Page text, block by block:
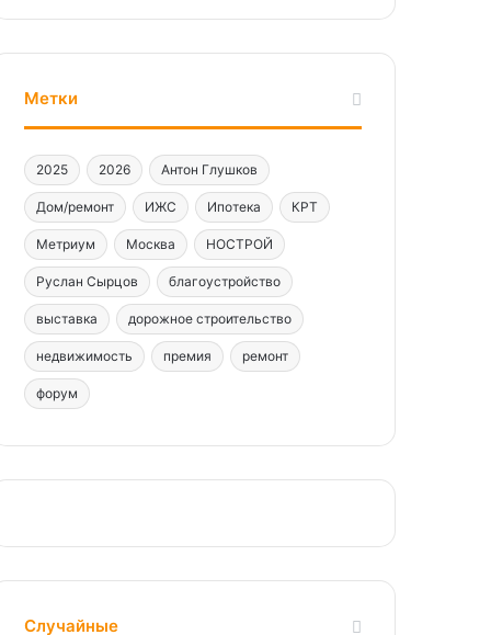
Метки
2025 2026 Антон Глушков
Дом/ремонт ИЖС Ипотека КРТ
Метриум Москва НОСТРОЙ
Руслан Сырцов благоустройство
выставка дорожное строительство
недвижимость премия ремонт
форум
Случайные